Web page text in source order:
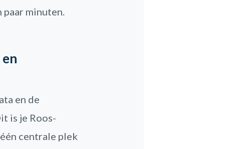
minuten.
en de
is je Roos-
centrale plek